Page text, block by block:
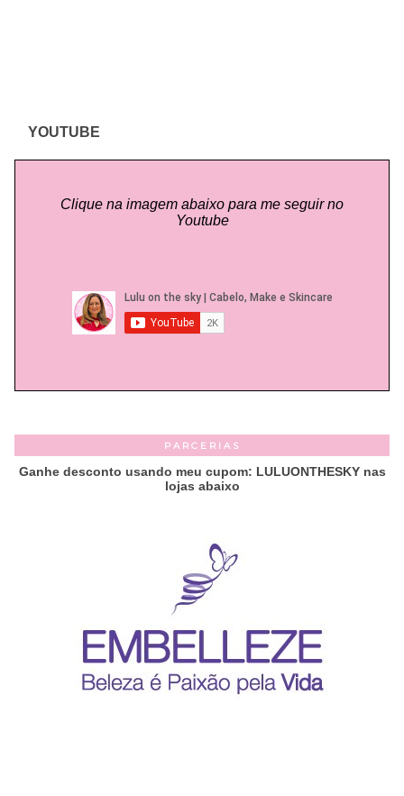
YOUTUBE
Clique na imagem abaixo para me seguir no
Youtube
PARCERIAS
Ganhe desconto usando meu cupom: LULUONTHESKY nas
lojas abaixo